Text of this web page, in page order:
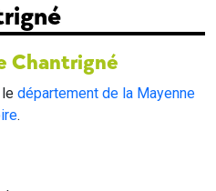
Chantrigné
département de la Mayenne
.